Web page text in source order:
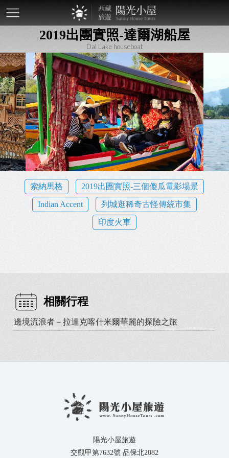
2019出團實照-達爾湖船屋
Dal Lake houseboat
索納馬格 2019出團實照-三個傻瓜電影場景
Indian Accent 列城逛稀奇古怪傳統市集
印度火車
相關行程
邊境流浪者－拉達克喀什米爾華麗的探險之旅
陽光小屋旅遊
交觀甲第7632號 品保北2082